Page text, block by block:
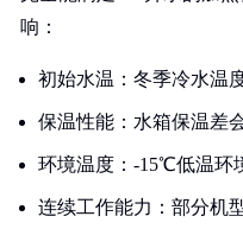
响：
初始水温：冬季冷水温
保温性能：水箱保温差
环境温度：-15℃低温环
连续工作能力：部分机